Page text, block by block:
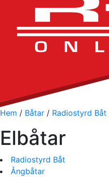
Hem / Båtar / Radiostyrd Båt
Elbåtar
Radiostyrd Båt
Ångbåtar